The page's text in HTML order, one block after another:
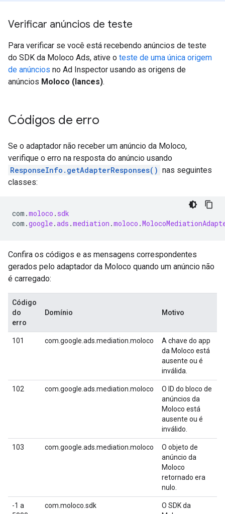
Verificar anúncios de teste
Para verificar se você está recebendo anúncios de teste
do SDK da Moloco Ads, ative o teste de uma única origem
de anúncios no Ad Inspector usando as origens de
anúncios Moloco (lances).
Códigos de erro
Se o adaptador não receber um anúncio da Moloco,
verifique o erro na resposta do anúncio usando
ResponseInfo.getAdapterResponses() nas seguintes
classes:
com .moloco . sdk
com .google.ads .mediation .moloco .
Confira os códigos e as mensagens correspondentes
gerados pelo adaptador da Moloco quando um anúncio não
é carregado:
Código
do
erro
Domínio Motivo
101 com.google.ads.mediation.moloco
A chave do app
da Moloco está
ausente ou é
inválida.
102 com.google.ads.mediation.moloco
O ID do bloco de
anúncios da
Moloco está
ausente ou é
inválido.
103 com.google.ads.mediation.moloco
O objeto de
anúncio da
Moloco
retornado era
nulo.
-1 a
com.moloco.sdk
O SDK da